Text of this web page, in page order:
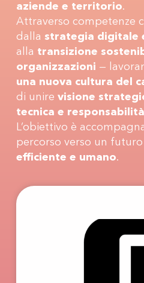
aziende e territorio.
Attraverso competenze
dalla strategia digitale
alla transizione
organizzazioni —
una nuova cultura del
di unire visione
tecnica e
L’obiettivo è
percorso verso un futuro
efficiente e umano.